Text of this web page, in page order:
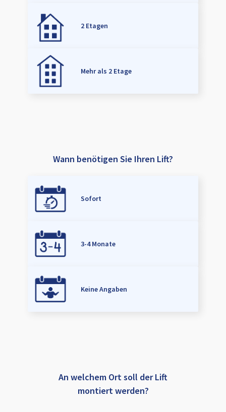
2 Etagen
Mehr als 2 Etage
Wann benötigen Sie Ihren Lift?
Sofort
3-4 Monate
Keine Angaben
An welchem Ort soll der Lift
montiert werden?